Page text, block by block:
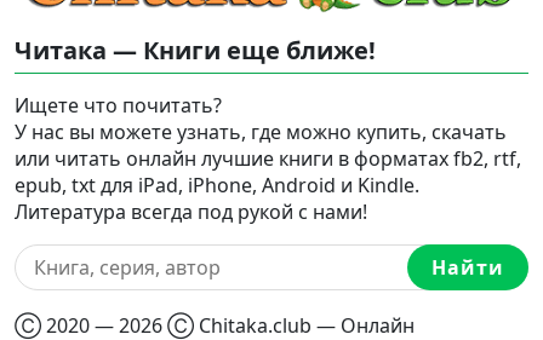
Читака — Книги еще ближе!
Ищете что почитать?
У нас вы можете узнать, где можно купить, скачать
или читать онлайн лучшие книги в форматах fb2, rtf,
epub, txt для iPad, iPhone, Android и Kindle.
Литература всегда под рукой с нами!
Найти
Ⓒ 2020 — 2026 Ⓒ Chitaka.club — Онлайн